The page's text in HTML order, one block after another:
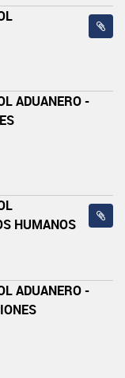
ADUANERO -
HUMANOS
ADUANERO -